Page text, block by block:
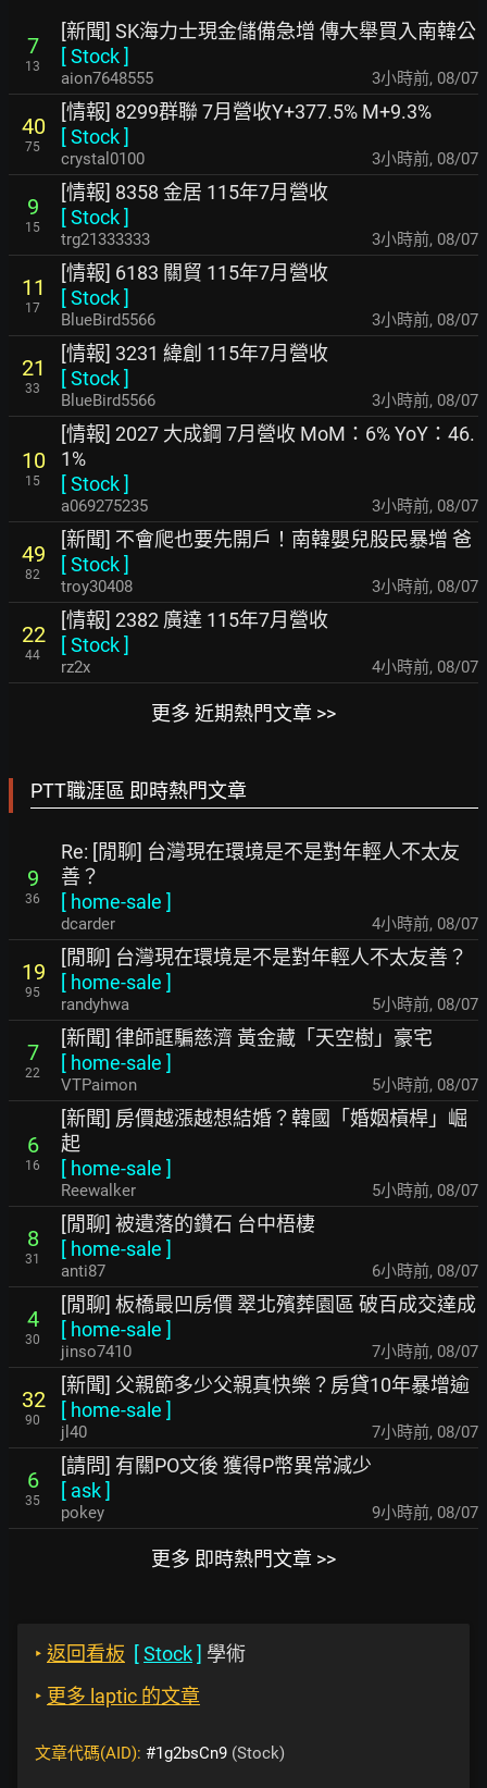
7
13
[新聞] SK海力士現金儲備急增 傳大舉買入南韓公
[Stock]
aion7648555 3小時前, 08/07
40
75
[情報] 8299群聯 7月營收Y+377.5% M+9.3%
[Stock]
crystal0100 3小時前, 08/07
9
15
[情報] 8358 金居 115年7月營收
[Stock]
trg21333333 3小時前, 08/07
11
17
[情報] 6183 關貿 115年7月營收
[Stock]
BlueBird5566 3小時前, 08/07
21
33
[情報] 3231 緯創 115年7月營收
[Stock]
BlueBird5566 3小時前, 08/07
10
15
[情報] 2027 大成鋼 7月營收 MoM：6% YoY：46.
1%
[Stock]
a069275235 3小時前, 08/07
49
82
[新聞] 不會爬也要先開戶！南韓嬰兒股民暴增 爸
[Stock]
troy30408 3小時前, 08/07
22
44
[情報] 2382 廣達 115年7月營收
[Stock]
rz2x 4小時前, 08/07
更多 近期熱門文章 >>
PTT職涯區 即時熱門文章
9
36
Re: [閒聊] 台灣現在環境是不是對年輕人不太友
善？
[ home-sale ]
dcarder 4小時前, 08/07
19
95
[閒聊] 台灣現在環境是不是對年輕人不太友善？
[ home-sale ]
randyhwa 5小時前, 08/07
7
22
[新聞] 律師誆騙慈濟 黃金藏「天空樹」豪宅
[ home-sale ]
VTPaimon 5小時前, 08/07
6
16
[新聞] 房價越漲越想結婚？韓國「婚姻槓桿」崛
起
[ home-sale ]
Reewalker 5小時前, 08/07
8
31
[閒聊] 被遺落的鑽石 台中梧棲
[ home-sale ]
anti87 6小時前, 08/07
4
30
[閒聊] 板橋最凹房價 翠北殯葬園區 破百成交達成
[ home-sale ]
jinso7410 7小時前, 08/07
32
90
[新聞] 父親節多少父親真快樂？房貸10年暴增逾
[ home-sale ]
jl40 7小時前, 08/07
6
35
[請問] 有關PO文後 獲得P幣異常減少
[ ask]
pokey 9小時前, 08/07
更多 即時熱門文章 >>
‣ 返回看板 [Stock] 學術
‣ 更多 laptic 的文章
文章代碼(AID): #1g2bsCn9 (Stock)